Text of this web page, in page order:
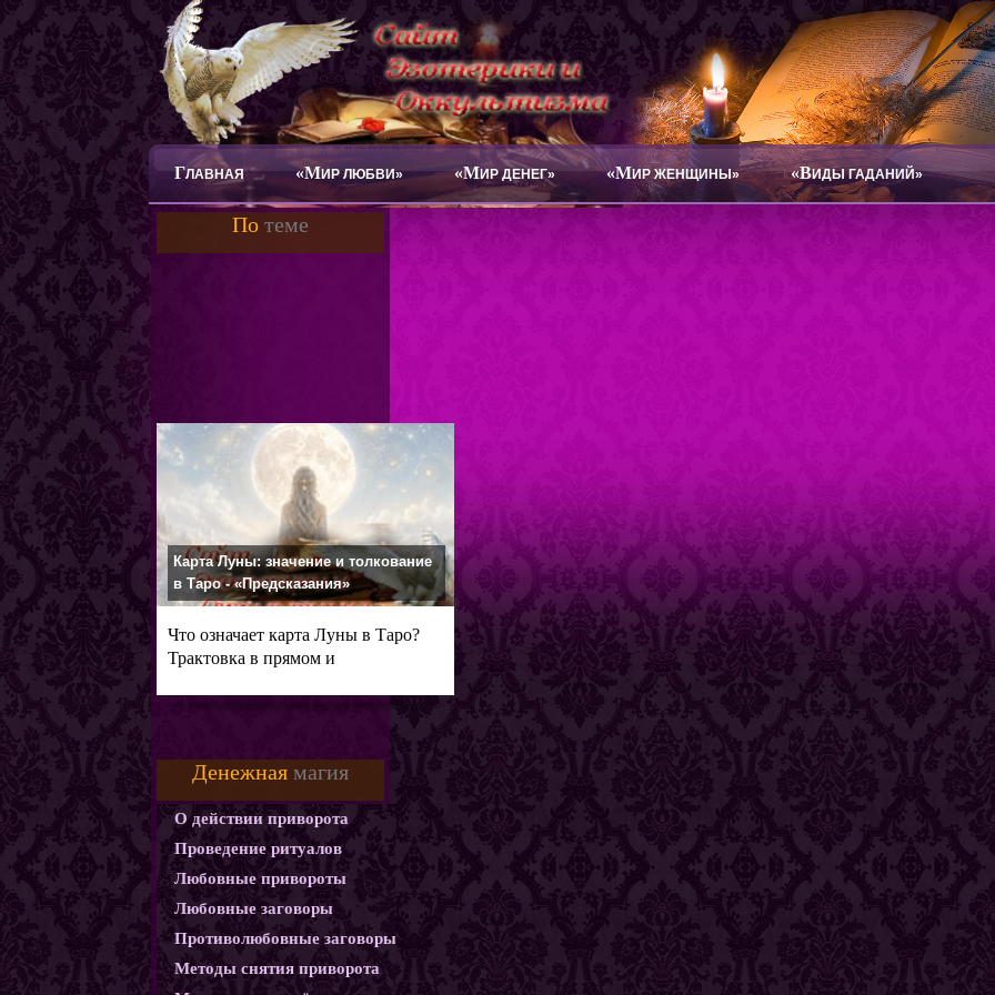
ГЛАВНАЯ «МИР ЛЮБВИ» «МИР ДЕНЕГ» «МИР ЖЕНЩИНЫ» «ВИДЫ ГАДАНИЙ»
По теме
Карта Луны: значение и толкование
в Таро - «Предсказания»
Что означает карта Луны в Таро?
Трактовка в прямом и
Денежная магия
О действии приворота
Проведение ритуалов
Любовные привороты
Любовные заговоры
Противолюбовные заговоры
Методы снятия приворота